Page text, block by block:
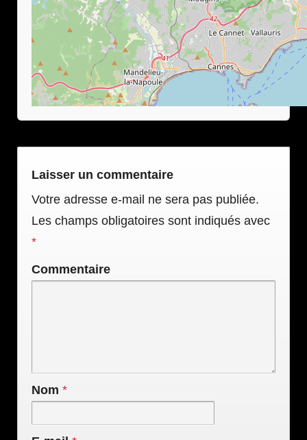
Laisser un commentaire
Votre adresse e-mail ne sera pas publiée.
Les champs obligatoires sont indiqués avec
*
Commentaire
Nom *